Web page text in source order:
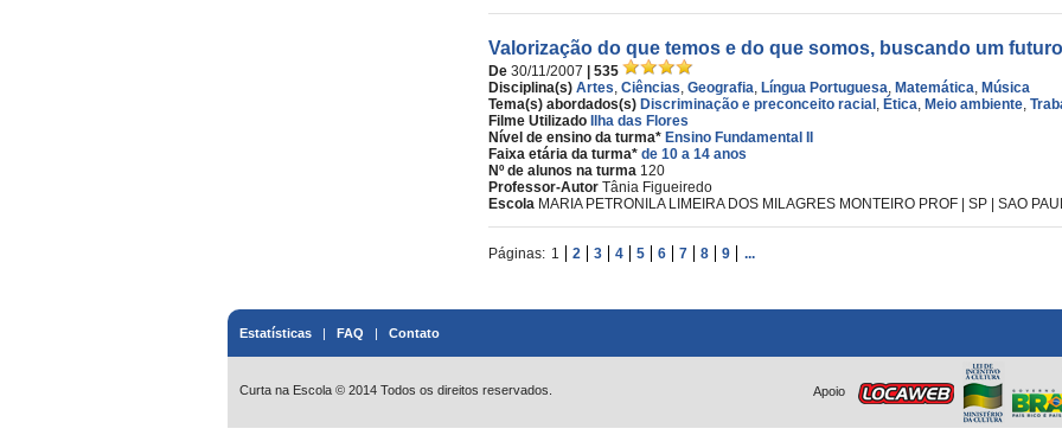
Valorização do que temos e do que somos, buscando um
De 30/11/2007
| 535
Disciplina(s) Artes, Ciências, Geografia, Língua Portuguesa, Matemática, Música
Tema(s) abordados(s) Discriminação e preconceito racial , Ética, Meio ambiente,
Filme Utilizado
Ilha das Flores
Nível de ensino da turma* Ensino Fundamental II
Faixa etária da turma* de 10 a 14 anos
Nº de alunos na turma 120
Professor-Autor Tânia Figueiredo
Escola MARIA PETRONILA LIMEIRA DOS MILAGRES MONTEIRO PROF | SP | SAO
Páginas: 1 2 3 4 5 6 7 8 9 ...
Estatísticas | FAQ | Contato
Curta na Escola © 2014 Todos os direitos reservados. Apoio